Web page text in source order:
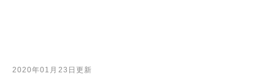
2020年01月23日更新